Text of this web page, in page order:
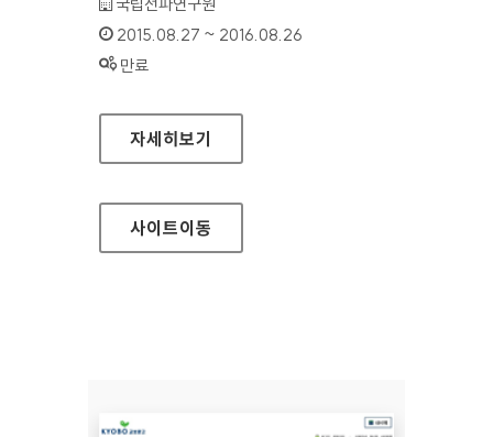
인증기간 :
2015.08.27 ~ 2016.08.26
상태 :
만료
생활 속 전자파 홈페이지
자세히보기
사이트이동